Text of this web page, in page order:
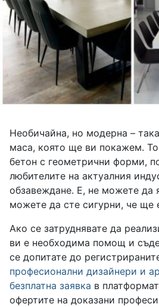
Необичайна, но модерна –
маса, която ще ви покажем.
бетон с геометрични форми,
любителите на актуалния
обзавеждане. Е, не можете да
можете да сте сигурни, че ще
Ако се затруднявате да
ви е необходима помощ и
се допитате до
професионални дизайнери и
безплатна заявка в
офертите на доказани